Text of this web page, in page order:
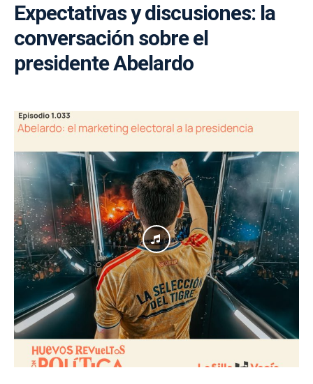
Expectativas y discusiones: la
conversación sobre el
presidente Abelardo